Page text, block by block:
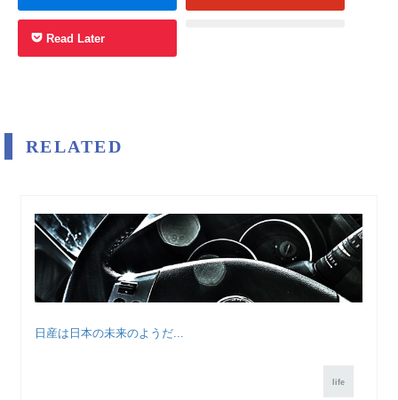
Read Later
RELATED
日産は日本の未来のようだ...
life